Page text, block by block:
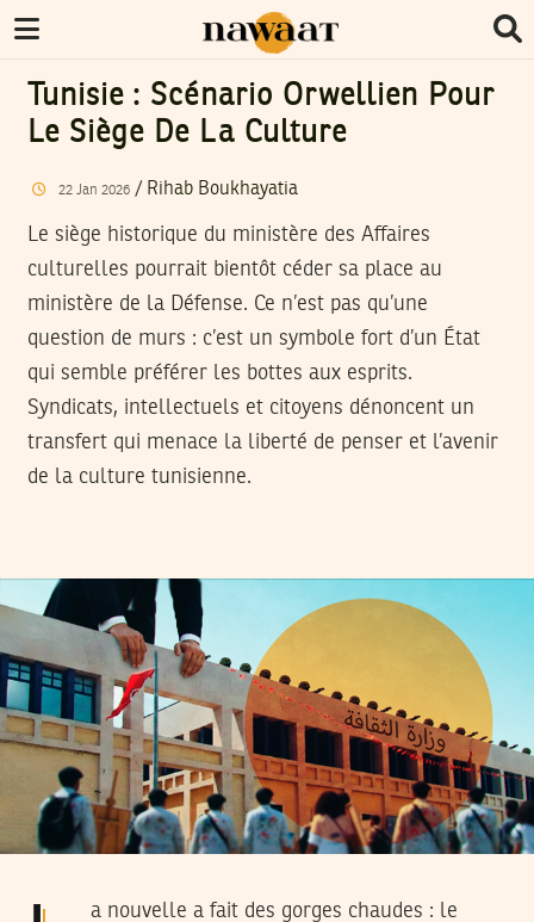
Tunisie : Scénario Orwellien Pour
Le Siège De La Culture
22 Jan 2026/ Rihab Boukhayatia
Le siège historique du ministère des Affaires
culturelles pourrait bientôt céder sa place au
ministère de la Défense. Ce n’est pas qu’une
question de murs : c’est un symbole fort d’un État
qui semble préférer les bottes aux esprits.
Syndicats, intellectuels et citoyens dénoncent un
transfert qui menace la liberté de penser et l’avenir
de la culture tunisienne.